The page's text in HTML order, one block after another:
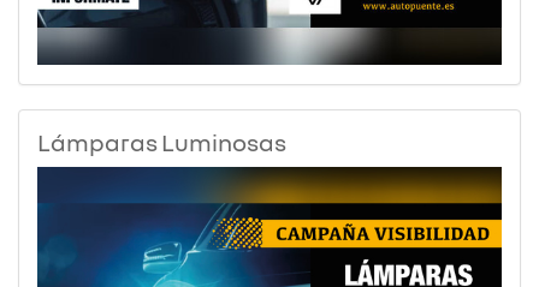
Lámparas Luminosas